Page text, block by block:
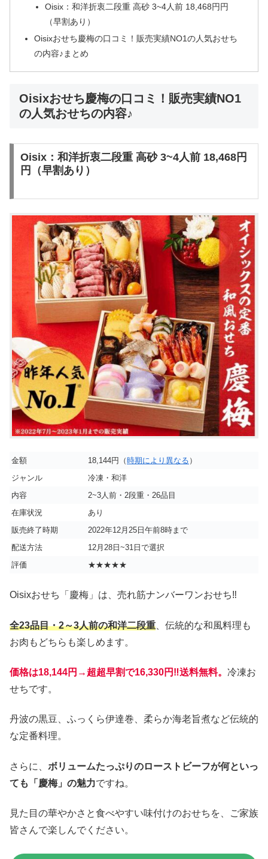
Oisix：和洋折衷二段重 高砂 3~4人前 18,468円円
（早割あり）
Oisixおせち慶梅の口コミ！販売実績NO1の人気おせち
の内容♪まとめ
Oisixおせち慶梅の口コミ！販売実績NO1
の人気おせちの内容♪
Oisix：和洋折衷二段重 高砂 3~4人前 18,468円
円（早割あり）
金額 18,144円（時期により異なる ）
ジャンル
冷凍・和洋
内容
2~3人前・2段重・26品目
在庫状況
あり
販売終了時期
2022年12月25日午前8時まで
配送方法
12月28日~31日で選択
評価
★★★★★
Oisixおせち「慶梅」は、売れ筋ナンバーワンおせち‼
全23品目・2～3人前の和洋二段重 、伝統的な和風料理も
お肉もどちらも楽しめます。
価格は18,144円→超超早割で16,330円‼送料無料。 冷凍お
せちです。
丹波の黒豆、ふっくら伊達巻、柔らか海老旨煮など伝統的
な定番料理。
さらに、 ボリュームたっぷりのローストビーフが何といっ
ても「慶梅」の魅力ですね。
見た目の華やかさと食べやすい味付けのおせちを、ご家族
皆さんで楽しんでください。